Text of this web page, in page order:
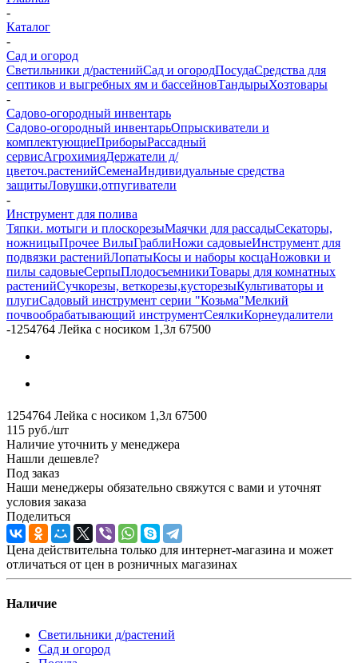
-
Каталог
-
Сад и огород
Светильники д/растенийСад и огородПосудаСредства для
септиков и выгребных ям и бассейновТандырыХозтовары
-
Садово-огородный инвентарь
Садово-огородный инвентарьОпрыскиватели и
комплектующиеПриборыРассадный
сервисАгрохимияДержатели д/
цветоч.растенийСеменаИндивидуальные средства
защитыЛовушки,отпугиватели
-
Инструмент для полива
Тяпки. мотыги и плоскорезыМаячки для рассадыСекаторы,
ножницыПрочее ВилыГраблиНожи садовыеИнструмент для
подвязки растенийЛопатыКосы и наборы косцаНожовки и
пилы садовыеСерпыПлодосъемникиТовары для комнатных
растенийСучкорезы, веткорезы,кусторезыКультиваторы и
плугиСадовый инструмент серии "Козьма"Мелкий
почвообрабатывающий инструментСеялкиКорнеудалители
-1254764 Лейка с носиком 1,3л 67500
1254764 Лейка с носиком 1,3л 67500
115 руб./шт
Наличие уточнить у менеджера
Нашли дешевле?
Под заказ
Наши менеджеры обязательно свяжутся с вами и уточнят
условия заказа
Поделиться
Цена действительна только для интернет-магазина и может
отличаться от цен в розничных магазинах
Наличие
Светильники д/растений
Сад и огород